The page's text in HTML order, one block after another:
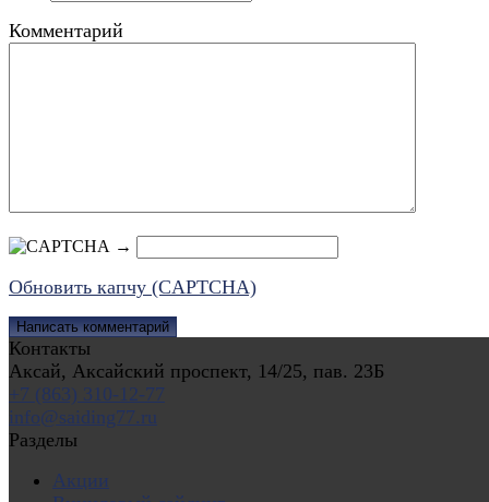
Комментарий
→
Обновить капчу (CAPTCHA)
Контакты
Аксай, Аксайский проспект, 14/25, пав. 23Б
+7 (863) 310-12-77
info@saiding77.ru
Разделы
Акции